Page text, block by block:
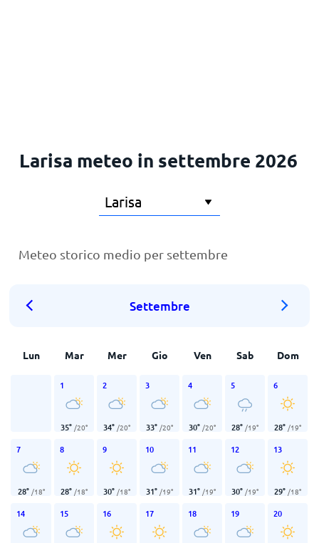
Larisa meteo in settembre 2026
Meteo storico medio per settembre
Settembre
Lun Mar Mer Gio Ven Sab Dom
1
35° /20°
2
34° /20°
3
33° /20°
4
30° /20°
5
28° /19°
6
28° /19°
7
28° /18°
8
28° /18°
9
30° /18°
10
31° /19°
11
31° /19°
12
30° /19°
13
29° /18°
14 15 16 17 18 19 20